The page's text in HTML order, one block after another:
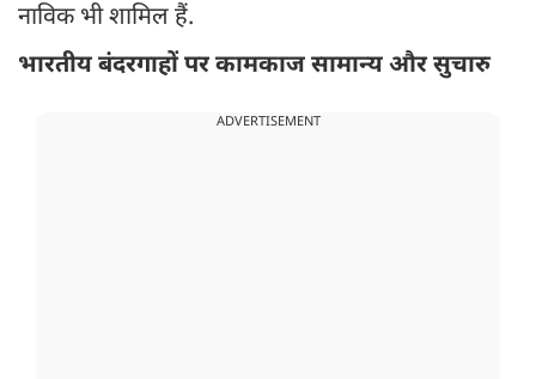
नाविक भी शामिल हैं.
भारतीय बंदरगाहों पर कामकाज सामान्य और सुचारु
ADVERTISEMENT